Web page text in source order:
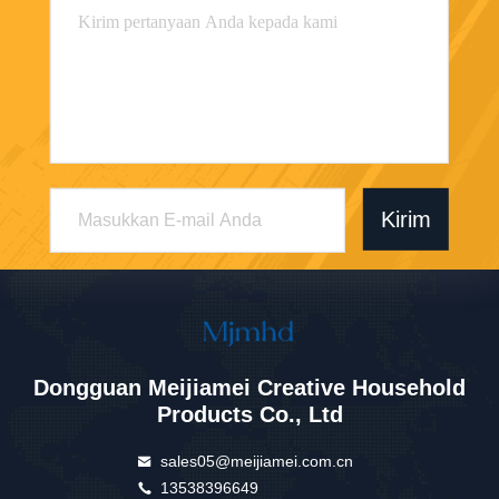
Kirim
Dongguan Meijiamei Creative Household
Products Co., Ltd
sales05@meijiamei.com.cn
13538396649